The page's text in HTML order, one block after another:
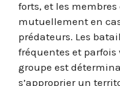
forts, et les
mutuellement en
prédateurs. Les
fréquentes et parfois
groupe est
s’approprier un